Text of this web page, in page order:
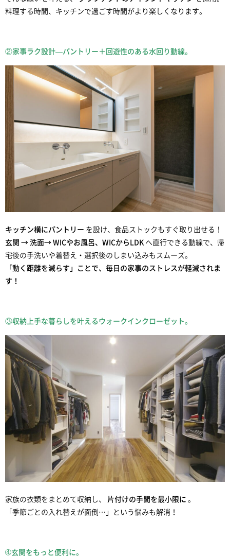
料理する時間、キッチンで過ごす時間がより楽しくなります。
②家事ラク設計—パントリー＋回遊性のある水回り動線。
キッチン横にパントリー を設け、食品ストックもすぐ取り出せる！
玄関 → 洗面→ WICやお風呂、WICからLDK へ直行できる動線で、帰
宅後の手洗いや着替え・選択後のしまい込みもスムーズ。
「動く距離を減らす」ことで、毎日の家事のストレスが軽減されま
す！
③収納上手な暮らしを叶えるウォークインクローゼット。
家族の衣類をまとめて収納し、 片付けの手間を最小限に 。
「季節ごとの入れ替えが面倒…」という悩みも解消！
➃玄関をもっと便利に。